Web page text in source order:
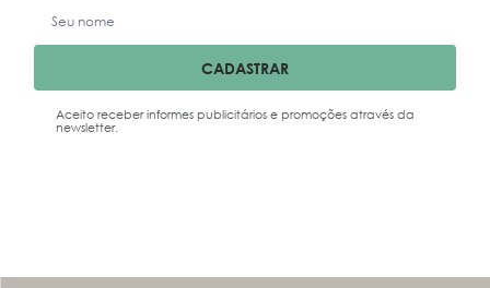
CADASTRAR
Aceito receber informes publicitários e promoções através da
newsletter.